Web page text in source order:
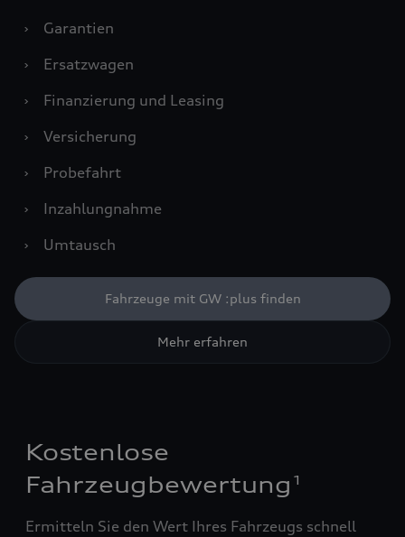
›
Garantien
›
Ersatzwagen
›
Finanzierung und Leasing
›
Versicherung
›
Probefahrt
›
Inzahlungnahme
›
Umtausch
Fahrzeuge mit GW :plus finden
Mehr erfahren
Kostenlose
Fahrzeugbewertung 1
Ermitteln Sie den Wert Ihres Fahrzeugs schnell